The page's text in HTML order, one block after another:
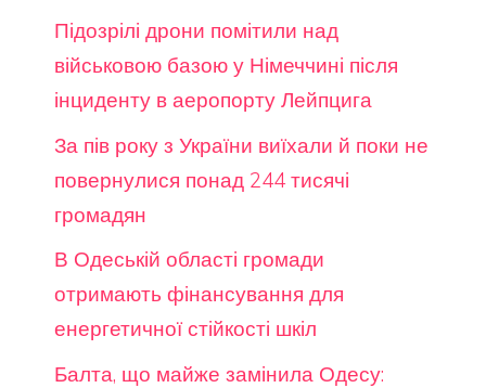
Підозрілі дрони помітили над
військовою базою у Німеччині після
інциденту в аеропорту Лейпцига
За пів року з України виїхали й поки не
повернулися понад 244 тисячі
громадян
В Одеській області громади
отримають фінансування для
енергетичної стійкості шкіл
Балта, що майже замінила Одесу: